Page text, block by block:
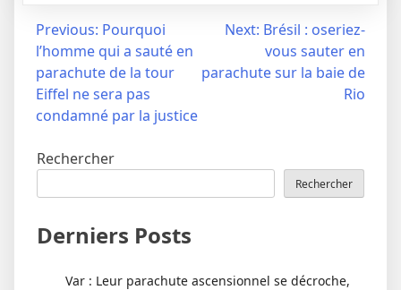
Navigation
l’article
Previous: Pourquoi
l’homme qui a sauté en
parachute de la tour
Eiffel ne sera pas
condamné par la justice
Next: Brésil : oseriez-
vous sauter en
parachute sur la baie de
Rio
Rechercher
Rechercher
Derniers Posts
Var : Leur parachute ascensionnel se décroche,